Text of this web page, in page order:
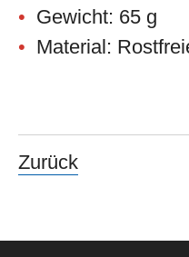
Gewicht: 65 g
Material:
Zurück